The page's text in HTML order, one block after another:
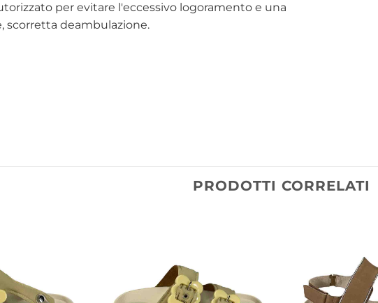
per evitare l'eccessivo logoramento e una
scorretta deambulazione.
PRODOTTI CORRELATI